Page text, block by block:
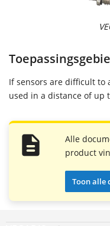
If sensors are difficult to
used in a distance of up
Alle
product
Toon alle